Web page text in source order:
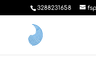
3288231658